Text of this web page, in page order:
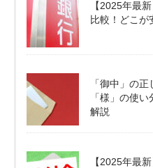
【2025年最
比較！どこが
「御中」の
「様」の使
解説
【2025年最